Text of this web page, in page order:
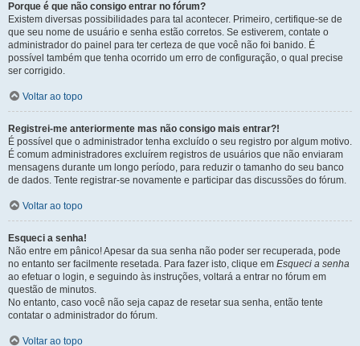
Porque é que não consigo entrar no fórum?
Existem diversas possibilidades para tal acontecer. Primeiro, certifique-se de
que seu nome de usuário e senha estão corretos. Se estiverem, contate o
administrador do painel para ter certeza de que você não foi banido. É
possível também que tenha ocorrido um erro de configuração, o qual precise
ser corrigido.
Voltar ao topo
Registrei-me anteriormente mas não consigo mais entrar?!
É possível que o administrador tenha excluído o seu registro por algum motivo.
É comum administradores excluírem registros de usuários que não enviaram
mensagens durante um longo período, para reduzir o tamanho do seu banco
de dados. Tente registrar-se novamente e participar das discussões do fórum.
Voltar ao topo
Esqueci a senha!
Não entre em pânico! Apesar da sua senha não poder ser recuperada, pode
no entanto ser facilmente resetada. Para fazer isto, clique em Esqueci a senha
ao efetuar o login, e seguindo às instruções, voltará a entrar no fórum em
questão de minutos.
No entanto, caso você não seja capaz de resetar sua senha, então tente
contatar o administrador do fórum.
Voltar ao topo